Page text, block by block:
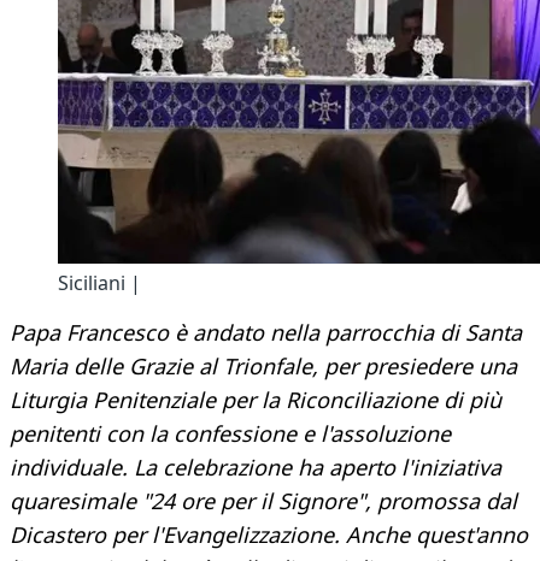
Siciliani |
Papa Francesco è andato nella parrocchia di Santa
Maria delle Grazie al Trionfale, per presiedere una
Liturgia Penitenziale per la Riconciliazione di più
penitenti con la confessione e l'assoluzione
individuale. La celebrazione ha aperto l'iniziativa
quaresimale "24 ore per il Signore", promossa dal
Dicastero per l'Evangelizzazione. Anche quest'anno